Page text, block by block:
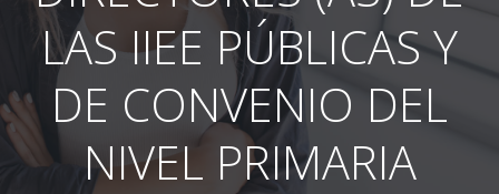
LAS IIEE PÚBLICAS Y
DE CONVENIO DEL
NIVEL PRIMARIA